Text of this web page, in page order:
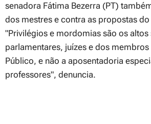
senadora Fátima Bezerra (PT)
dos mestres e contra as propostas
"Privilégios e mordomias são os altos
parlamentares, juízes e dos
Público, e não a aposentadoria
professores", denuncia.